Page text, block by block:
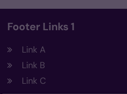
Footer Links 1
Link A
Link B
Link C